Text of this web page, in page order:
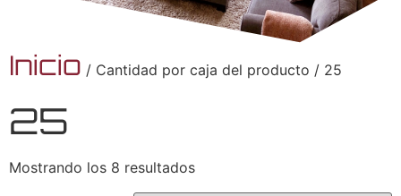
Inicio / Cantidad por caja del producto / 25
25
Mostrando los 8 resultados